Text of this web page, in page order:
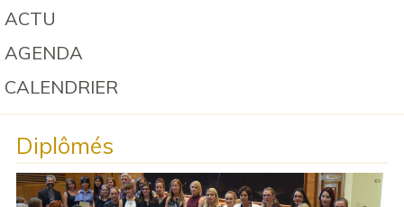
ACTU
AGENDA
CALENDRIER
Diplômés